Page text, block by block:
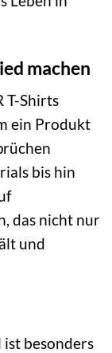
machen
T-Shirts
ein Produkt
bis hin
das nicht nur
und
besonders